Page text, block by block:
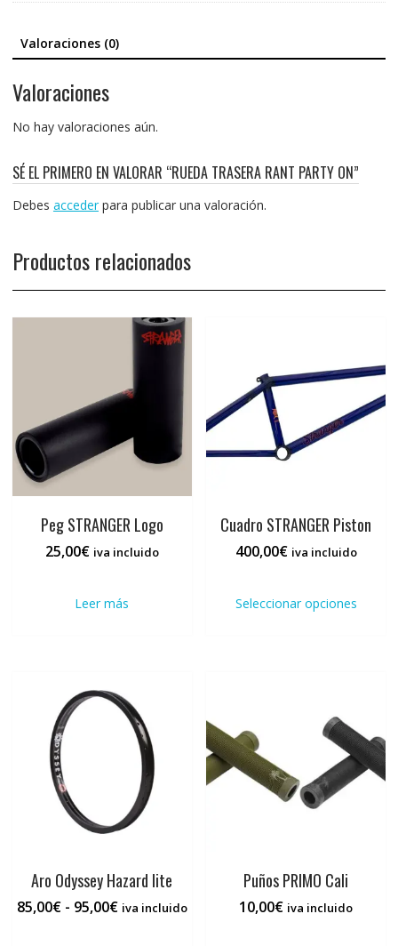
Valoraciones (0)
Valoraciones
No hay valoraciones aún.
SÉ EL PRIMERO EN VALORAR “RUEDA TRASERA RANT PARTY ON”
Debes accederpara publicar una valoración.
Productos relacionados
Peg STRANGER Logo
25,00€ iva incluido
Leer más
Cuadro STRANGER Piston
400,00€ iva incluido
Seleccionar opciones
en
Aro Odyssey Hazard lite
85,00€ - 95,00€Rango
iva incluido
Puños PRIMO Cali
10,00€ iva incluido